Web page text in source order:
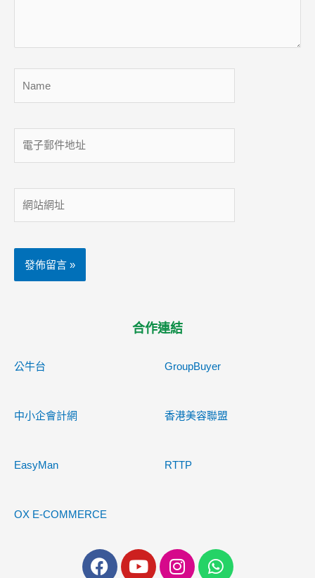
件
地
址
站
址
合作連結
公牛台 GroupBuyer
中小企會計網 香港美容聯盟
EasyMan RTTP
OX E-COMMERCE
F
Y
I
W